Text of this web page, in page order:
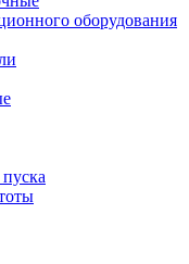
оборудования